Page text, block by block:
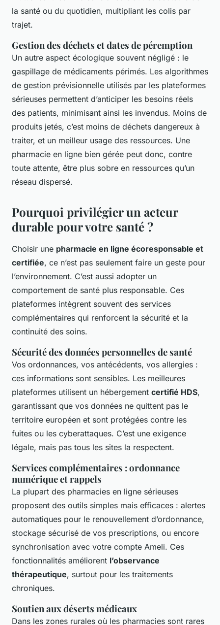
la santé ou du quotidien, multipliant les colis par
trajet.
Gestion des déchets et dates de péremption
Un autre aspect écologique souvent négligé : le
gaspillage de médicaments périmés. Les algorithmes
de gestion prévisionnelle utilisés par les plateformes
sérieuses permettent d’anticiper les besoins réels
des patients, minimisant ainsi les invendus. Moins de
produits jetés, c’est moins de déchets dangereux à
traiter, et un meilleur usage des ressources. Une
pharmacie en ligne bien gérée peut donc, contre
toute attente, être plus sobre en ressources qu’un
réseau dispersé.
Pourquoi privilégier un acteur
durable pour votre santé ?
Choisir une pharmacie en ligne écoresponsable et
certifiée, ce n’est pas seulement faire un geste pour
l’environnement. C’est aussi adopter un
comportement de santé plus responsable. Ces
plateformes intègrent souvent des services
complémentaires qui renforcent la sécurité et la
continuité des soins.
Sécurité des données personnelles de santé
Vos ordonnances, vos antécédents, vos allergies :
ces informations sont sensibles. Les meilleures
plateformes utilisent un hébergement certifié HDS,
garantissant que vos données ne quittent pas le
territoire européen et sont protégées contre les
fuites ou les cyberattaques. C’est une exigence
légale, mais pas tous les sites la respectent.
Services complémentaires : ordonnance
numérique et rappels
La plupart des pharmacies en ligne sérieuses
proposent des outils simples mais efficaces : alertes
automatiques pour le renouvellement d’ordonnance,
stockage sécurisé de vos prescriptions, ou encore
synchronisation avec votre compte Ameli. Ces
fonctionnalités améliorent l’observance
thérapeutique, surtout pour les traitements
chroniques.
Soutien aux déserts médicaux
Dans les zones rurales où les pharmacies sont rares